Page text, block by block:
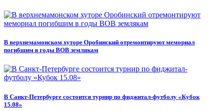
В верхнемамонском хуторе Оробинский отремонтируют мемориал
погибшим в годы ВОВ землякам
В Санкт-Петербурге состоится турнир по фиджитал-футболу «Кубок
15.08»